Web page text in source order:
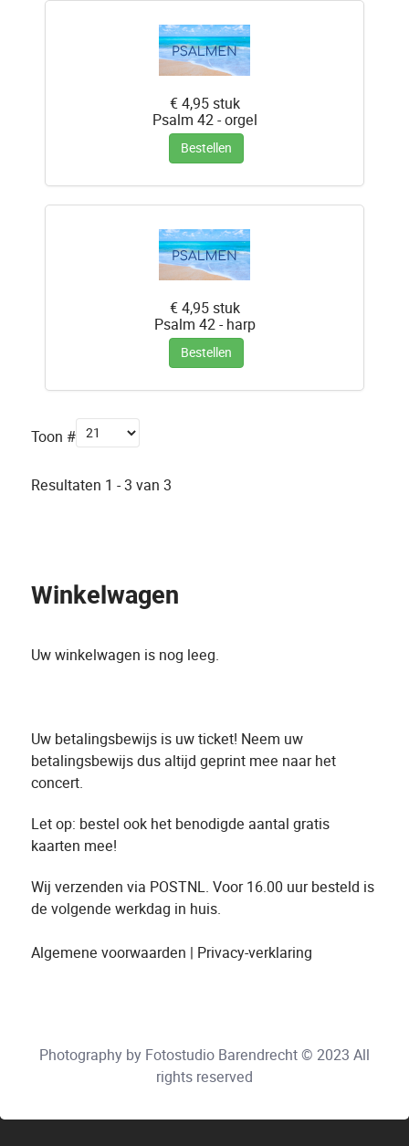
€ 4,95stuk
Psalm 42 - orgel
Bestellen
€ 4,95stuk
Psalm 42 - harp
Bestellen
Toon #
Resultaten 1 - 3 van 3
Winkelwagen
Uw winkelwagen is nog leeg.
Uw betalingsbewijs is uw ticket! Neem uw
betalingsbewijs dus altijd geprint mee naar het
concert.
Let op: bestel ook het benodigde aantal gratis
kaarten mee!
Wij verzenden via POSTNL. Voor 16.00 uur besteld is
de volgende werkdag in huis.
Algemene voorwaarden | Privacy-verklaring
Photography by Fotostudio Barendrecht © 2023 All
rights reserved